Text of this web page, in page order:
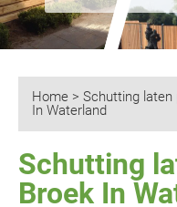
Home > Schutting laten
In Waterland
Schutting
Broek In